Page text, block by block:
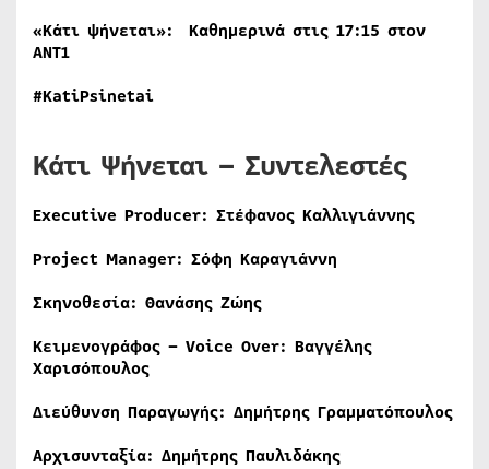
«Κάτι ψήνεται»: Καθημερινά στις 17:15 στον
ΑΝΤ1
#KatiPsinetai
Κάτι Ψήνεται – Συντελεστές
Executive Producer: Στέφανος Καλλιγιάννης
Project Manager: Σόφη Καραγιάννη
Σκηνοθεσία: Θανάσης Ζώης
Κειμενογράφος – Voice Over: Βαγγέλης
Χαρισόπουλος
Διεύθυνση Παραγωγής: Δημήτρης Γραμματόπουλος
Αρχισυνταξία: Δημήτρης Παυλιδάκης